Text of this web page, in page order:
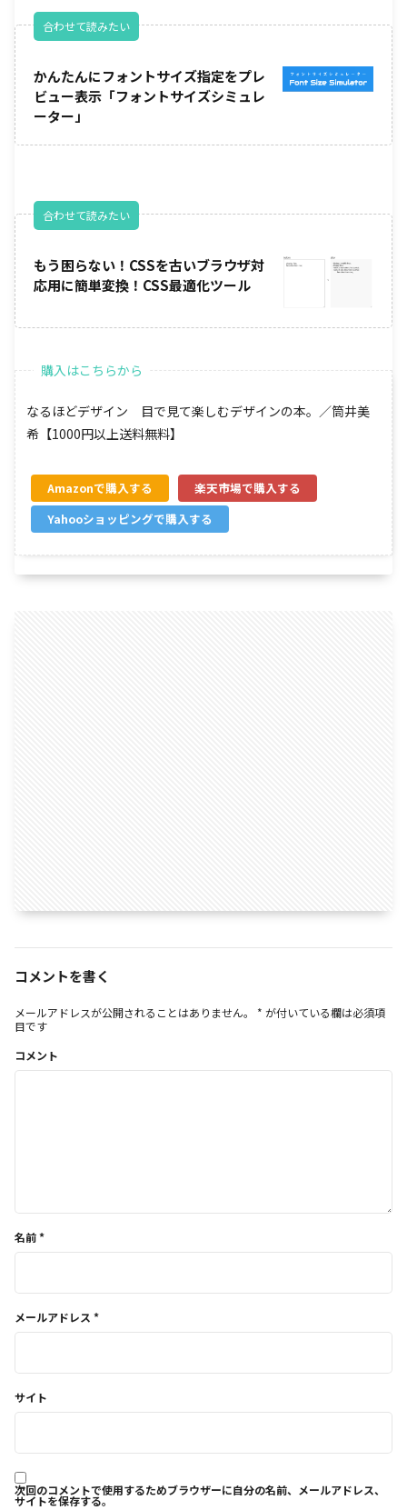
合わせて読みたい
かんたんにフォントサイズ指定をプレ
ビュー表示「フォントサイズシミュレ
ーター」
合わせて読みたい
もう困らない！CSSを古いブラウザ対
応用に簡単変換！CSS最適化ツール
なるほどデザイン 目で見て楽しむデザインの本。／筒井美
希【1000円以上送料無料】
Amazon
楽天市場
Yahooショッピング
コメントを書く
メールアドレスが公開されることはありません。 * が付いている欄は必須項
目です
コメント
名前*
メールアドレス *
サイト
次回のコメントで使用するためブラウザーに自分の名前、メールアドレス、
サイトを保存する。